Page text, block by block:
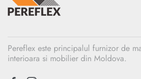
Pereflex este principalul furnizor de
interioara si mobilier din Moldova.